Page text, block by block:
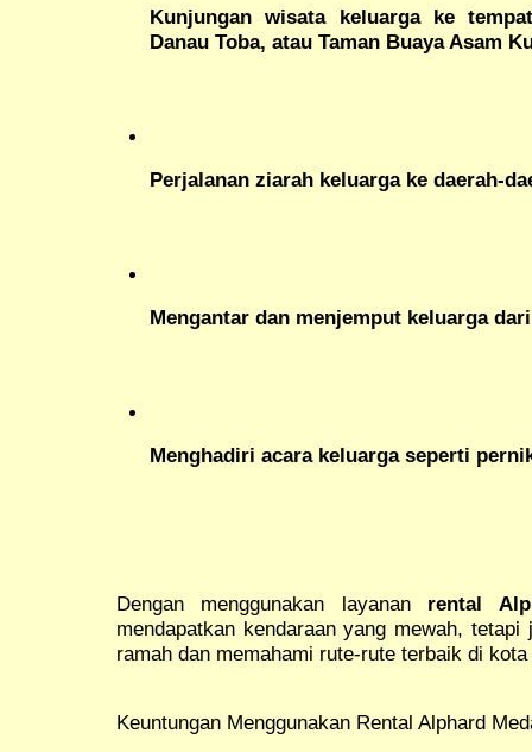
Kunjungan wisata keluarga ke
Danau Toba, atau Taman Buaya Asam
Perjalanan ziarah keluarga ke daerah-
Mengantar dan menjemput keluarga
Menghadiri acara keluarga seperti
Dengan menggunakan layanan rental
mendapatkan kendaraan yang mewah,
ramah dan memahami rute-rute terbaik di kota
Keuntungan Menggunakan Rental Alphard